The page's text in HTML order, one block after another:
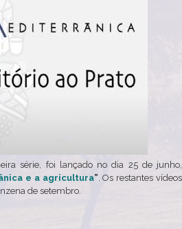
série, foi lançado no dia 25 de junho,
e a agricultura”. Os restantes vídeos
de setembro.